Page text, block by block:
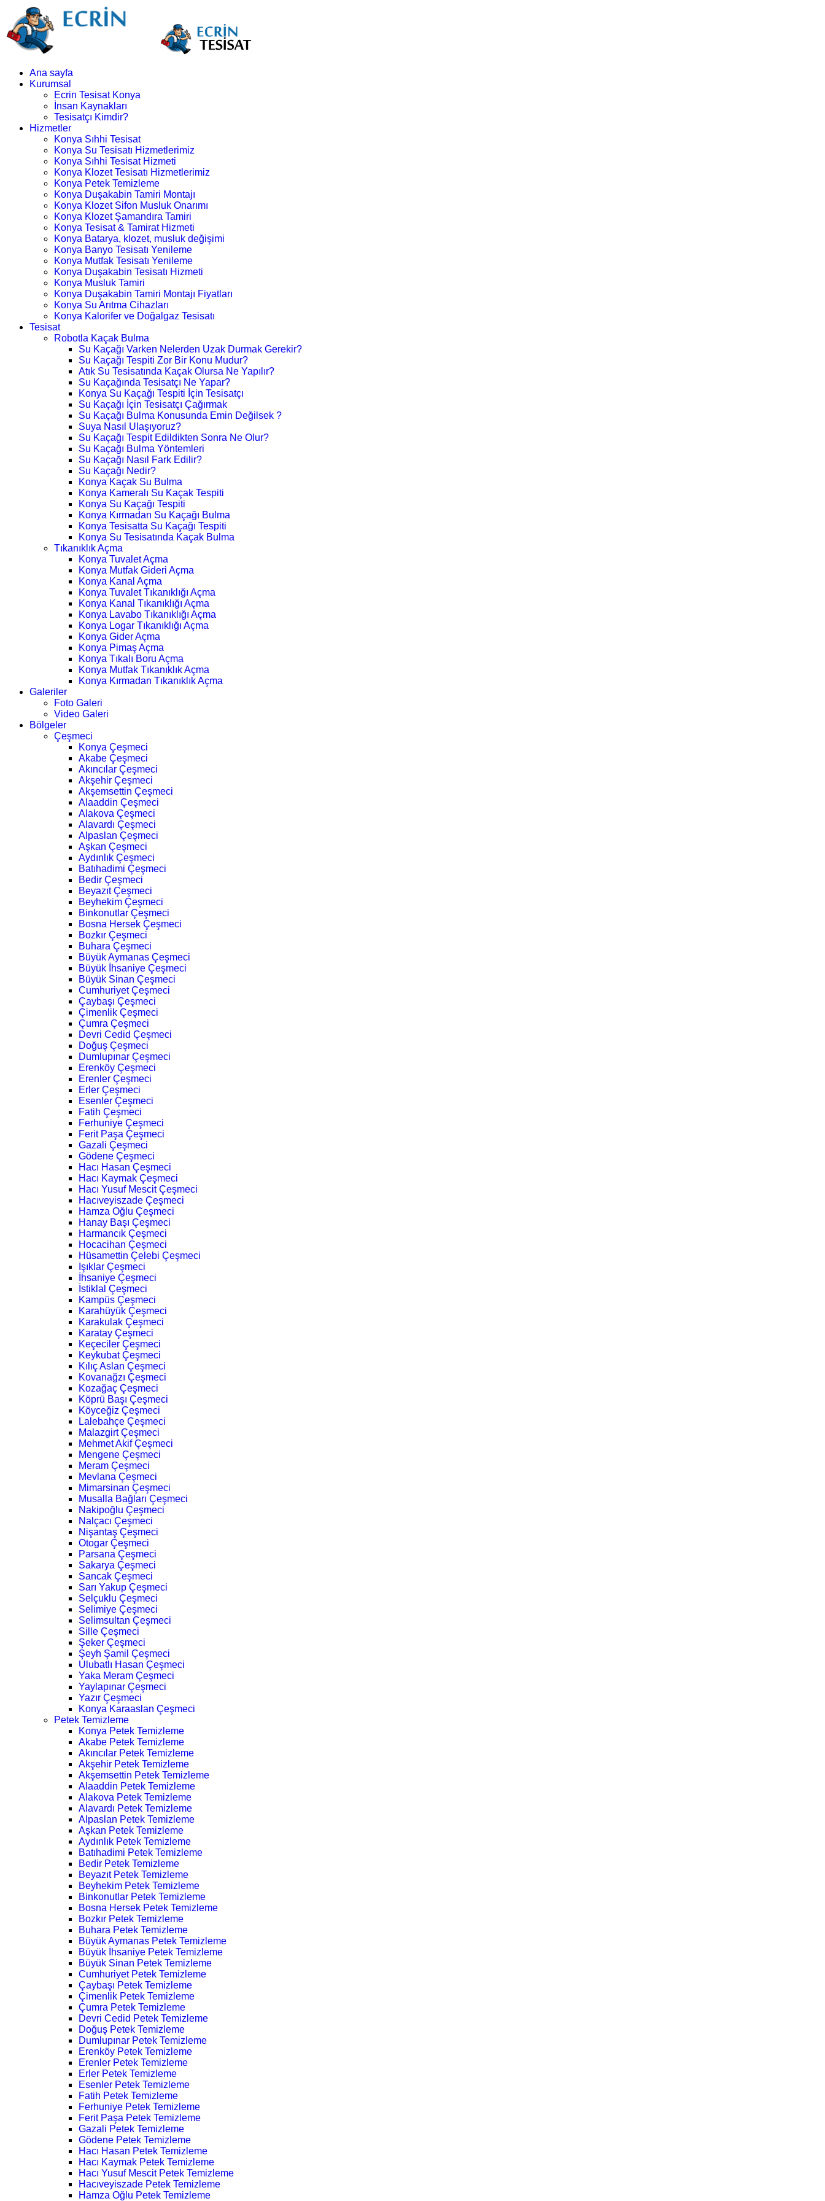
Ana sayfa
Kurumsal
Ecrin Tesisat Konya
İnsan Kaynakları
Tesisatçı Kimdir?
Hizmetler
Konya Sıhhi Tesisat
Konya Su Tesisatı Hizmetlerimiz
Konya Sıhhi Tesisat Hizmeti
Konya Klozet Tesisatı Hizmetlerimiz
Konya Petek Temizleme
Konya Duşakabin Tamiri Montajı
Konya Klozet Sifon Musluk Onarımı
Konya Klozet Şamandıra Tamiri
Konya Tesisat & Tamirat Hizmeti
Konya Batarya, klozet, musluk değişimi
Konya Banyo Tesisatı Yenileme
Konya Mutfak Tesisatı Yenileme
Konya Duşakabin Tesisatı Hizmeti
Konya Musluk Tamiri
Konya Duşakabin Tamiri Montajı Fiyatları
Konya Su Arıtma Cihazları
Konya Kalorifer ve Doğalgaz Tesisatı
Tesisat
Robotla Kaçak Bulma
Su Kaçağı Varken Nelerden Uzak Durmak Gerekir?
Su Kaçağı Tespiti Zor Bir Konu Mudur?
Atık Su Tesisatında Kaçak Olursa Ne Yapılır?
Su Kaçağında Tesisatçı Ne Yapar?
Konya Su Kaçağı Tespiti İçin Tesisatçı
Su Kaçağı İçin Tesisatçı Çağırmak
Su Kaçağı Bulma Konusunda Emin Değilsek ?
Suya Nasıl Ulaşıyoruz?
Su Kaçağı Tespit Edildikten Sonra Ne Olur?
Su Kaçağı Bulma Yöntemleri
Su Kaçağı Nasıl Fark Edilir?
Su Kaçağı Nedir?
Konya Kaçak Su Bulma
Konya Kameralı Su Kaçak Tespiti
Konya Su Kaçağı Tespiti
Konya Kırmadan Su Kaçağı Bulma
Konya Tesisatta Su Kaçağı Tespiti
Konya Su Tesisatında Kaçak Bulma
Tıkanıklık Açma
Konya Tuvalet Açma
Konya Mutfak Gideri Açma
Konya Kanal Açma
Konya Tuvalet Tıkanıklığı Açma
Konya Kanal Tıkanıklığı Açma
Konya Lavabo Tıkanıklığı Açma
Konya Logar Tıkanıklığı Açma
Konya Gider Açma
Konya Pimaş Açma
Konya Tıkalı Boru Açma
Konya Mutfak Tıkanıklık Açma
Konya Kırmadan Tıkanıklık Açma
Galeriler
Foto Galeri
Video Galeri
Bölgeler
Çeşmeci
Konya Çeşmeci
Akabe Çeşmeci
Akıncılar Çeşmeci
Akşehir Çeşmeci
Akşemsettin Çeşmeci
Alaaddin Çeşmeci
Alakova Çeşmeci
Alavardı Çeşmeci
Alpaslan Çeşmeci
Aşkan Çeşmeci
Aydınlık Çeşmeci
Batıhadimi Çeşmeci
Bedir Çeşmeci
Beyazıt Çeşmeci
Beyhekim Çeşmeci
Binkonutlar Çeşmeci
Bosna Hersek Çeşmeci
Bozkır Çeşmeci
Buhara Çeşmeci
Büyük Aymanas Çeşmeci
Büyük İhsaniye Çeşmeci
Büyük Sinan Çeşmeci
Cumhuriyet Çeşmeci
Çaybaşı Çeşmeci
Çimenlik Çeşmeci
Çumra Çeşmeci
Devri Cedid Çeşmeci
Doğuş Çeşmeci
Dumlupınar Çeşmeci
Erenköy Çeşmeci
Erenler Çeşmeci
Erler Çeşmeci
Esenler Çeşmeci
Fatih Çeşmeci
Ferhuniye Çeşmeci
Ferit Paşa Çeşmeci
Gazali Çeşmeci
Gödene Çeşmeci
Hacı Hasan Çeşmeci
Hacı Kaymak Çeşmeci
Hacı Yusuf Mescit Çeşmeci
Hacıveyiszade Çeşmeci
Hamza Oğlu Çeşmeci
Hanay Başı Çeşmeci
Harmancık Çeşmeci
Hocacihan Çeşmeci
Hüsamettin Çelebi Çeşmeci
Işıklar Çeşmeci
İhsaniye Çeşmeci
İstiklal Çeşmeci
Kampüs Çeşmeci
Karahüyük Çeşmeci
Karakulak Çeşmeci
Karatay Çeşmeci
Keçeciler Çeşmeci
Keykubat Çeşmeci
Kılıç Aslan Çeşmeci
Kovanağzı Çeşmeci
Kozağaç Çeşmeci
Köprü Başı Çeşmeci
Köyceğiz Çeşmeci
Lalebahçe Çeşmeci
Malazgirt Çeşmeci
Mehmet Akif Çeşmeci
Mengene Çeşmeci
Meram Çeşmeci
Mevlana Çeşmeci
Mimarsinan Çeşmeci
Musalla Bağları Çeşmeci
Nakipoğlu Çeşmeci
Nalçacı Çeşmeci
Nişantaş Çeşmeci
Otogar Çeşmeci
Parsana Çeşmeci
Sakarya Çeşmeci
Sancak Çeşmeci
Sarı Yakup Çeşmeci
Selçuklu Çeşmeci
Selimiye Çeşmeci
Selimsultan Çeşmeci
Sille Çeşmeci
Şeker Çeşmeci
Şeyh Şamil Çeşmeci
Ulubatlı Hasan Çeşmeci
Yaka Meram Çeşmeci
Yaylapınar Çeşmeci
Yazır Çeşmeci
Konya Karaaslan Çeşmeci
Petek Temizleme
Konya Petek Temizleme
Akabe Petek Temizleme
Akıncılar Petek Temizleme
Akşehir Petek Temizleme
Akşemsettin Petek Temizleme
Alaaddin Petek Temizleme
Alakova Petek Temizleme
Alavardı Petek Temizleme
Alpaslan Petek Temizleme
Aşkan Petek Temizleme
Aydınlık Petek Temizleme
Batıhadimi Petek Temizleme
Bedir Petek Temizleme
Beyazıt Petek Temizleme
Beyhekim Petek Temizleme
Binkonutlar Petek Temizleme
Bosna Hersek Petek Temizleme
Bozkır Petek Temizleme
Buhara Petek Temizleme
Büyük Aymanas Petek Temizleme
Büyük İhsaniye Petek Temizleme
Büyük Sinan Petek Temizleme
Cumhuriyet Petek Temizleme
Çaybaşı Petek Temizleme
Çimenlik Petek Temizleme
Çumra Petek Temizleme
Devri Cedid Petek Temizleme
Doğuş Petek Temizleme
Dumlupınar Petek Temizleme
Erenköy Petek Temizleme
Erenler Petek Temizleme
Erler Petek Temizleme
Esenler Petek Temizleme
Fatih Petek Temizleme
Ferhuniye Petek Temizleme
Ferit Paşa Petek Temizleme
Gazali Petek Temizleme
Gödene Petek Temizleme
Hacı Hasan Petek Temizleme
Hacı Kaymak Petek Temizleme
Hacı Yusuf Mescit Petek Temizleme
Hacıveyiszade Petek Temizleme
Hamza Oğlu Petek Temizleme